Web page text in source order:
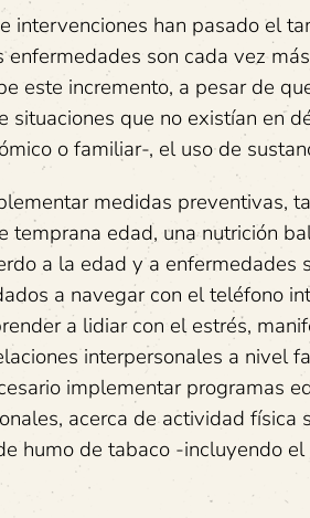
intervenciones han pasado el
son cada vez
este incremento, a pesar de
situaciones que no existían en
o familiar-, el uso de
medidas preventivas,
temprana edad, una nutrición
a la edad y a enfermedades
a navegar con el teléfono
a lidiar con el estrés,
interpersonales a nivel
implementar programas
acerca de actividad
humo de tabaco -incluyendo